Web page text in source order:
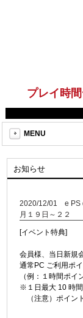
プレイ時
MENU
お知らせ
2020/12/01 e PS
月１９日～２２
[イベント特典]
会員様、当日新規
通常PC ご利用ポ
（例：１時間ポイ
※１日最大 10 時間
（注意）ポイン